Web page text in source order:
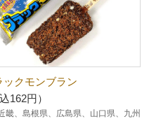
クモンブラン
162円）
畿、島根県、広島県、山口県、九州